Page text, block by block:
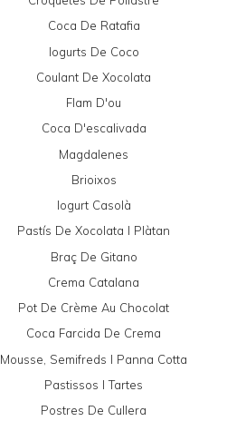
Coca De Ratafia
Iogurts De Coco
Coulant De Xocolata
Flam D'ou
Coca D'escalivada
Magdalenes
Brioixos
Iogurt Casolà
Pastís De Xocolata I Plàtan
Braç De Gitano
Crema Catalana
Pot De Crème Au Chocolat
Coca Farcida De Crema
Mousse, Semifreds I Panna Cotta
Pastissos I Tartes
Postres De Cullera